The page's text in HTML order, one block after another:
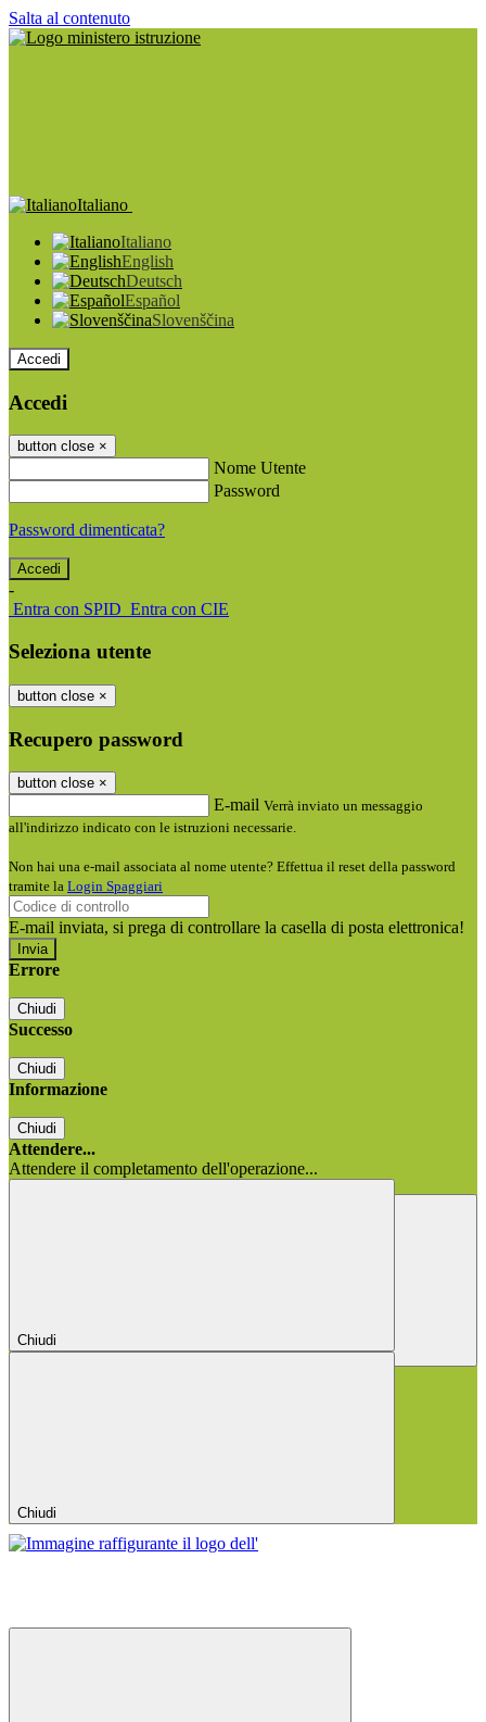
Salta al contenuto
Italiano
Italiano
English
Deutsch
Español
Slovenščina
Accedi
Accedi
button close ×
Nome Utente
Password
Password dimenticata?
-
Entra con SPID Entra con CIE
Seleziona utente
button close ×
Recupero password
button close ×
E-mail Verrà inviato un messaggio
all'indirizzo indicato con le istruzioni necessarie.
Non hai una e-mail associata al nome utente? Effettua il reset della password
tramite la Login Spaggiari
E-mail inviata, si prega di controllare la casella di posta elettronica!
Errore
Chiudi
Successo
Chiudi
Informazione
Chiudi
Attendere...
Attendere il completamento dell'operazione...
Chiudi
Chiudi